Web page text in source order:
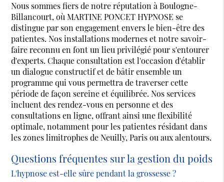
Nous sommes fiers de notre réputation à Boulogne-
Billancourt, où MARTINE PONCET HYPNOSE se
distingue par son engagement envers le bien-être des
patientes. Nos installations modernes et notre savoir-
faire reconnu en font un lieu privilégié pour s'entourer
d'experts. Chaque consultation est l'occasion d'établir
un dialogue constructif et de bâtir ensemble un
programme qui vous permettra de traverser cette
période de façon sereine et équilibrée. Nos services
incluent des rendez-vous en personne et des
consultations en ligne, offrant ainsi une flexibilité
optimale, notamment pour les patientes résidant dans
les zones limitrophes de Neuilly, Paris ou aux alentours.
Questions fréquentes sur la gestion du poids
L'hypnose est-elle sûre pendant la grossesse ?